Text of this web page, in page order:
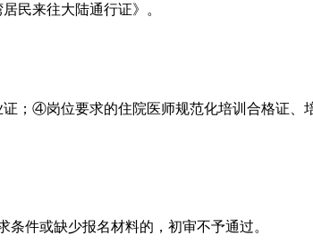
居民来往大陆通行证》。
证 ；④岗位要求的住院医师规范化培训 合格证、
件或缺少报名材料的，初审不予通过。